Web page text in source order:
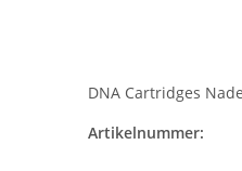
DNA Cartridges
Artikelnummer: